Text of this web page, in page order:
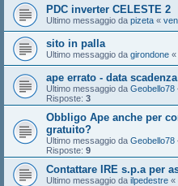
PDC inverter CELESTE 2
Ultimo messaggio da pizeta «
sito in palla
Ultimo messaggio da girondone «
ape errato - data scadenza
Ultimo messaggio da Geobello78
Risposte: 3
Obbligo Ape anche per
gratuito?
Ultimo messaggio da Geobello78
Risposte: 9
Contattare IRE s.p.a per
Ultimo messaggio da ilpedestre «